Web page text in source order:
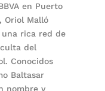
en Puerto
Oriol Malló
una rica red de
del
Conocidos
Baltasar
nombre y